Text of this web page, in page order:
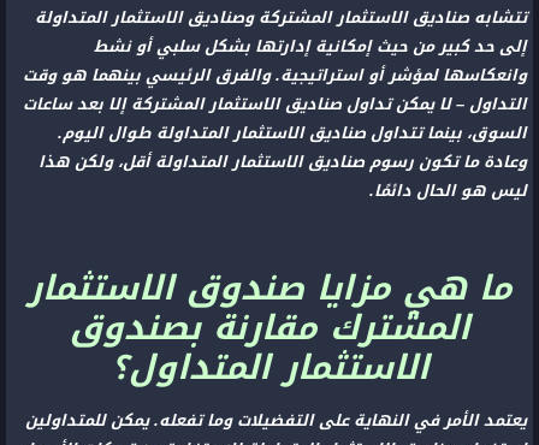
تتشابه صناديق الاستثمار المشتركة وصناديق الاستثمار المتداولة
إلى حد كبير من حيث إمكانية إدارتها بشكل سلبي أو نشط
وانعكاسها لمؤشر أو استراتيجية. والفرق الرئيسي بينهما هو وقت
التداول – لا يمكن تداول صناديق الاستثمار المشتركة إلا بعد ساعات
السوق، بينما تتداول صناديق الاستثمار المتداولة طوال اليوم.
وعادة ما تكون رسوم صناديق الاستثمار المتداولة أقل، ولكن هذا
ليس هو الحال دائمًا.
ما هي مزايا صندوق الاستثمار
المشترك مقارنة بصندوق
الاستثمار المتداول؟
يعتمد الأمر في النهاية على التفضيلات وما تفعله. يمكن للمتداولين